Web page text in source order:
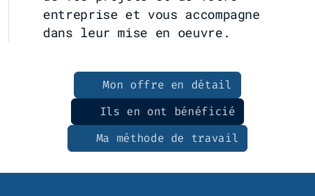
entreprise et vous accompagne
dans leur mise en oeuvre.
Mon offre en détail
Ils en ont bénéficié
Ma méthode de travail